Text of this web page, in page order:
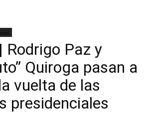
Rodrigo Paz y
Quiroga pasan a
vuelta de las
presidenciales